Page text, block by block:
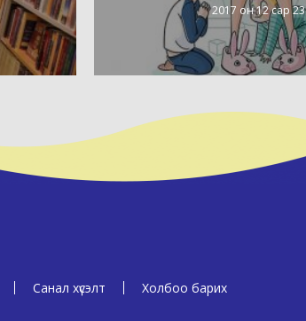
2017 он 12 сар 23
Санал хүсэлт
Холбоо барих